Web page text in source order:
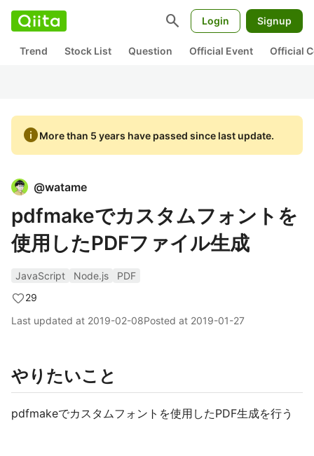
search Login Signup
Trend Stock List Question Official Event Official
infoMore than 5 years have passed since last update.
@watame
pdfmakeでカスタムフォントを
使用したPDFファイル生成
JavaScript Node.js
PDF
29
Last updated at 2019-02-08Posted at 2019-01-27
やりたいこと
pdfmakeでカスタムフォントを使用したPDF生成を行う